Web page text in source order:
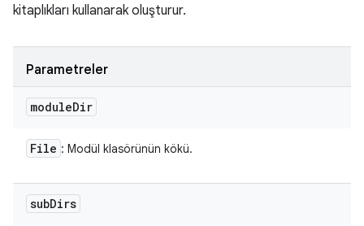
kitaplıkları kullanarak oluşturur.
Parametreler
moduleDir
File : Modül klasörünün kökü.
subDirs